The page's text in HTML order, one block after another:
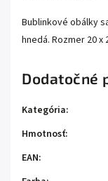
Bublinkové obálky
hnedá. Rozmer 20 x
Dodatočné
Kategória:
Hmotnosť:
EAN: